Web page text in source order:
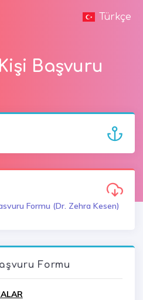
Türkçe
Başvuru
Formu (Dr. Zehra Kesen)
Formu